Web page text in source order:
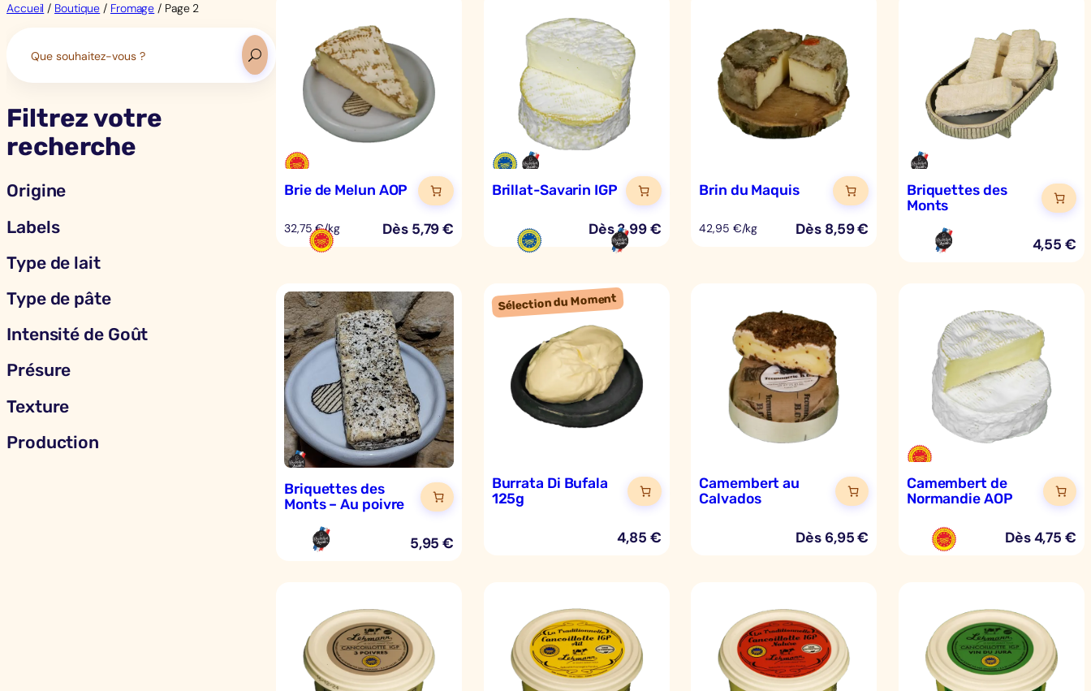
Accueil / Boutique / Fromage / Page 2
for:
Filtrez votre
recherche
Origine
Labels
Type de lait
Type de pâte
Intensité de Goût
Présure
Texture
Production
Brie de Melun AOP
32,75 €/kg Dès 5,79€
Brillat-Savarin IGP
Dès3,99€
Brin du Maquis
42,95 €/kg Dès 8,59€
Briquettes des
Monts
4,55€
Briquettes des
Monts – Au poivre
5,95€
Burrata Di Bufala
125g
4,85 €
Camembert au
Calvados
Dès 6,95€
Camembert de
Normandie AOP
Dès4,75€